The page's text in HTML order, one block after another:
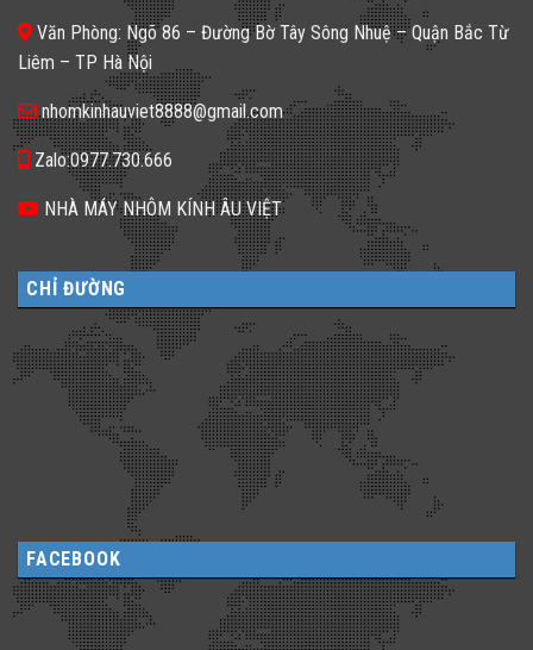
𝐆𝐚̣𝐜𝐡
𝐊𝐢́𝐧𝐡
𝐓𝐫𝐨𝐧𝐠
𝐓𝐡𝐢𝐞̂́𝐭
𝐊𝐞̂́?
đa
dạng
cho
không
gian
sống
Văn Phòng: Ngõ 86 – Đường Bờ Tây Sông Nhuệ – Quận Bắc Từ
Liêm – TP Hà Nội
nhomkinhauviet8888@gmail.com
Zalo:0977.730.666
NHÀ MÁY NHÔM KÍNH ÂU VIỆT
CHỈ ĐƯỜNG
FACEBOOK